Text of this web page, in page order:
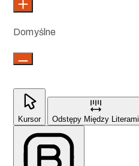
Domyślne
Kursor Odstępy Między Literami